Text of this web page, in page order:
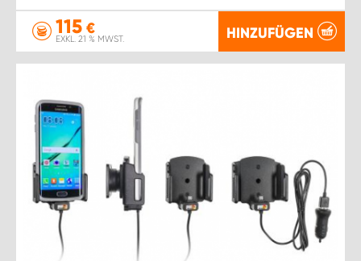
115 €
EXKL. 21 % MWST. HINZUFÜGEN